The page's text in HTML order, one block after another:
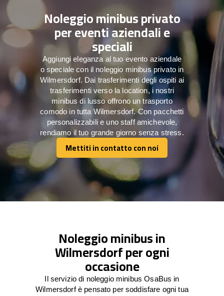
Noleggio minibus privato
per eventi aziendali e
speciali
Aggiungi eleganza al tuo evento aziendale
o speciale con il noleggio minibus privato in
Wilmersdorf. Dai trasferimenti degli ospiti ai
trasferimenti verso la location, i nostri
minibus di lusso offrono un trasporto
comodo in tutta Wilmersdorf. Con pacchetti
personalizzabili e uno staff amichevole,
rendiamo il tuo grande giorno senza stress.
Mettiti in contatto con noi
Mettiti in contatto con noi
Noleggio minibus in
Wilmersdorf per ogni
occasione
Il servizio di noleggio minibus OsaBus in
Wilmersdorf è pensato per soddisfare ogni tua